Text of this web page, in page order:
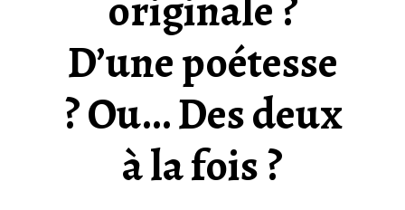
D’une poétesse
? Ou… Des deux
à la fois ?